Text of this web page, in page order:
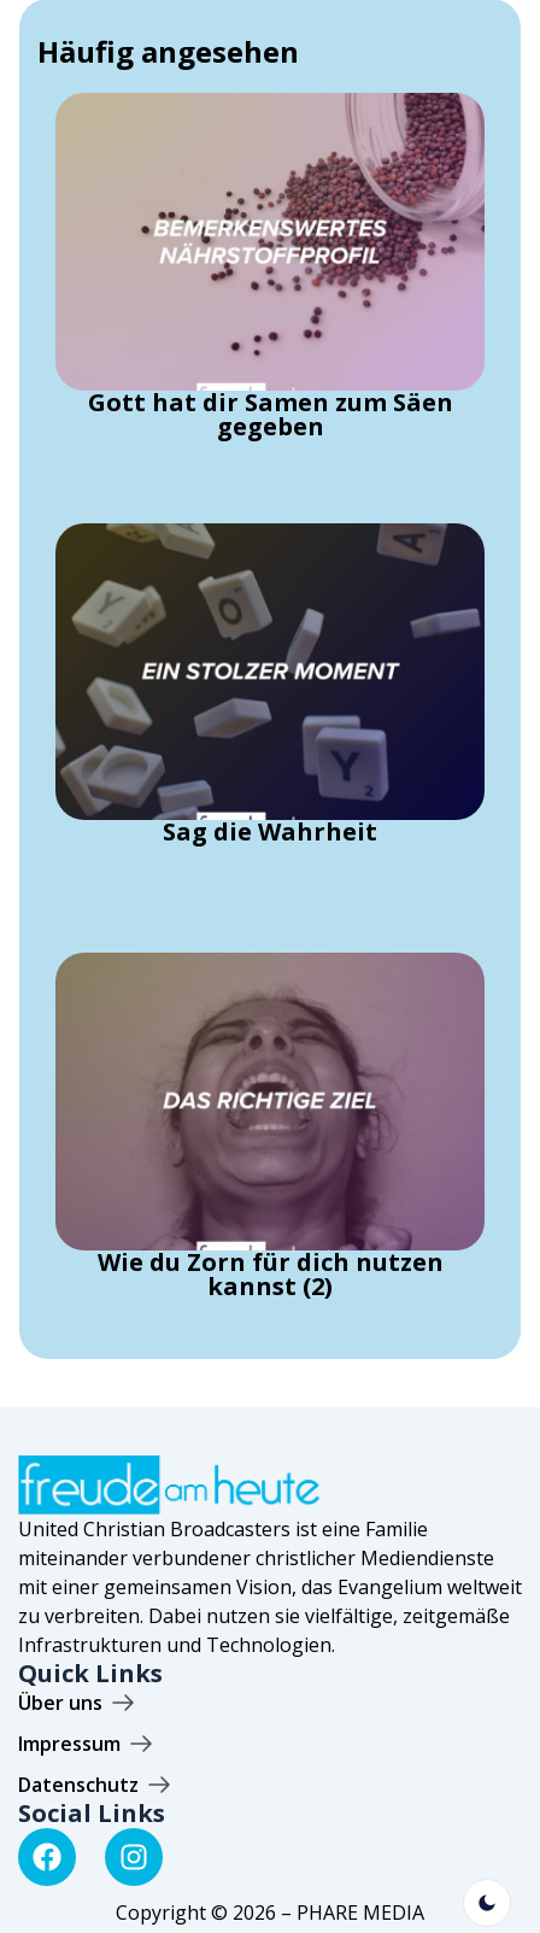
Häufig angesehen
Gott hat dir Samen zum Säen
gegeben
Sag die Wahrheit
Wie du Zorn für dich nutzen
kannst (2)
United Christian Broadcasters ist eine Familie
miteinander verbundener christlicher Mediendienste
mit einer gemeinsamen Vision, das Evangelium weltweit
zu verbreiten. Dabei nutzen sie vielfältige, zeitgemäße
Infrastrukturen und Technologien.
Quick Links
Über uns
Impressum
Datenschutz
Social Links
Copyright © 2026 – PHARE MEDIA